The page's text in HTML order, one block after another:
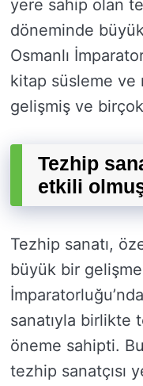
yere sahip olan
döneminde
Osmanlı
kitap süsleme ve
gelişmiş ve
Tezhip
etkili
Tezhip sanatı,
büyük bir
sanatıyla birlikte
öneme sahipti.
tezhip sanatçısı